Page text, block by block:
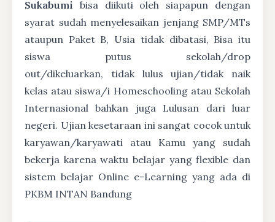
Sukabumi bisa diikuti oleh siapapun dengan
syarat sudah menyelesaikan jenjang SMP/MTs
ataupun Paket B, Usia tidak dibatasi, Bisa itu
siswa putus sekolah/drop
out/dikeluarkan, tidak lulus ujian/tidak naik
kelas atau siswa/i Homeschooling atau Sekolah
Internasional bahkan juga Lulusan dari luar
negeri. Ujian kesetaraan ini sangat cocok untuk
karyawan/karyawati atau Kamu yang sudah
bekerja karena waktu belajar yang flexible dan
sistem belajar Online e-Learning yang ada di
PKBM INTAN Bandung